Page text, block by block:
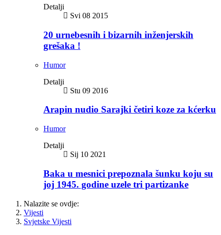
Detalji
Svi 08 2015
20 urnebesnih i bizarnih inženjerskih
grešaka !
Humor
Detalji
Stu 09 2016
Arapin nudio Sarajki četiri koze za kćerku
Humor
Detalji
Sij 10 2021
Baka u mesnici prepoznala šunku koju su
joj 1945. godine uzele tri partizanke
Nalazite se ovdje:
Vijesti
Svjetske Vijesti